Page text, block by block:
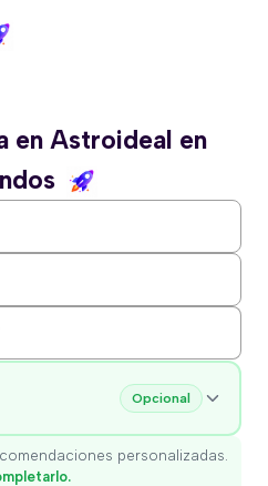
en Astroideal en
Opcional
personalizadas.